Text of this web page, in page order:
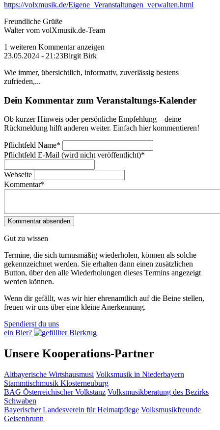
https://volxmusik.de/Eigene_Veranstaltungen_verwalten.html
Freundliche Grüße
Walter vom volXmusik.de-Team
1 weiteren Kommentar anzeigen
23.05.2024 - 21:23Birgit Birk
Wie immer, übersichtlich, informativ, zuverlässig bestens
zufrieden,...
Dein Kommentar zum Veranstaltungs-Kalender
Ob kurzer Hinweis oder persönliche Empfehlung – deine
Rückmeldung hilft anderen weiter. Einfach hier kommentieren!
Pflichtfeld Name*
Pflichtfeld E-Mail (wird nicht veröffentlicht)*
Webseite
Kommentar*
Gut zu wissen
Termine, die sich turnusmäßig wiederholen, können als solche
gekennzeichnet werden. Sie erhalten dann einen zusätzlichen
Button, über den alle Wiederholungen dieses Termins angezeigt
werden können.
Wenn dir gefällt, was wir hier ehrenamtlich auf die Beine stellen,
freuen wir uns über eine kleine Anerkennung.
Spendierst du uns
ein Bier?
Unsere Kooperations-Partner
Altbayerische Wirtshausmusi Volksmusik in Niederbayern
Stammtischmusik Klosterneuburg
BAG Österreichischer Volkstanz Volksmusikberatung des Bezirks
Schwaben
Bayerischer Landesverein für Heimatpflege Volksmusikfreunde
Geisenbrunn